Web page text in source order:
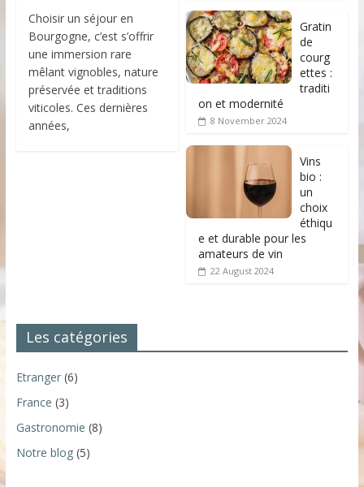
Choisir un séjour en
Bourgogne, c’est s’offrir
une immersion rare
mêlant vignobles, nature
préservée et traditions
viticoles. Ces dernières
années,
Gratin
de
courg
ettes :
traditi
on et modernité
8 November 2024
Vins
bio :
un
choix
éthiqu
e et durable pour les
amateurs de vin
22 August 2024
Les catégories
Etranger(6)
France (3)
Gastronomie (8)
Notre blog(5)